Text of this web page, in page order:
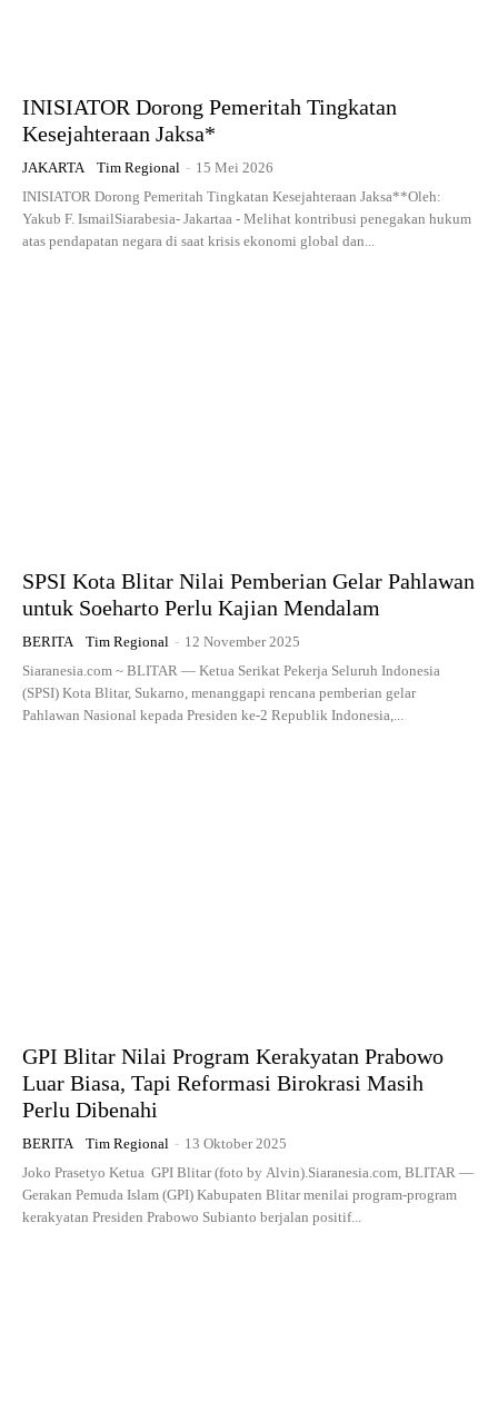
INISIATOR Dorong Pemeritah Tingkatan
Kesejahteraan Jaksa*
JAKARTA Tim Regional - 15 Mei 2026
INISIATOR Dorong Pemeritah Tingkatan Kesejahteraan Jaksa**Oleh:
Yakub F. IsmailSiarabesia- Jakartaa - Melihat kontribusi penegakan hukum
atas pendapatan negara di saat krisis ekonomi global dan...
SPSI Kota Blitar Nilai Pemberian Gelar Pahlawan
untuk Soeharto Perlu Kajian Mendalam
BERITA Tim Regional - 12 November 2025
Siaranesia.com ~ BLITAR — Ketua Serikat Pekerja Seluruh Indonesia
(SPSI) Kota Blitar, Sukarno, menanggapi rencana pemberian gelar
Pahlawan Nasional kepada Presiden ke-2 Republik Indonesia,...
GPI Blitar Nilai Program Kerakyatan Prabowo
Luar Biasa, Tapi Reformasi Birokrasi Masih
Perlu Dibenahi
BERITA Tim Regional - 13 Oktober 2025
Joko Prasetyo Ketua GPI Blitar (foto by Alvin).Siaranesia.com, BLITAR —
Gerakan Pemuda Islam (GPI) Kabupaten Blitar menilai program-program
kerakyatan Presiden Prabowo Subianto berjalan positif...